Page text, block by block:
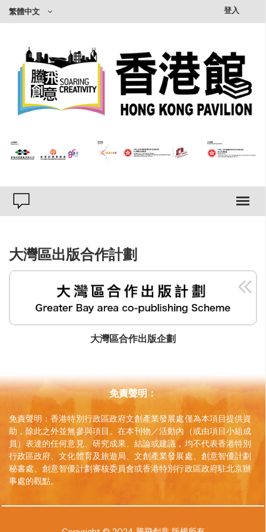
繁體中文 登入×
大灣區出版合作計劃
大灣區合作出版企劃
免責聲明：
免責聲明：香港特別行政區政府文創產業發展處僅為本項目提供資
助，除此之外並無參與項目。在本刊物／活動內（或由項目小組成
員）表達的任何意見、研究成果、結論或建議，均不代表香港特別
行政區政府、文化體育及旅遊局、文創產業發展處、創意智優計劃
秘書處、創意智優計劃審核委員會或香港特別行政區政府駐北京辦
事處的觀點。